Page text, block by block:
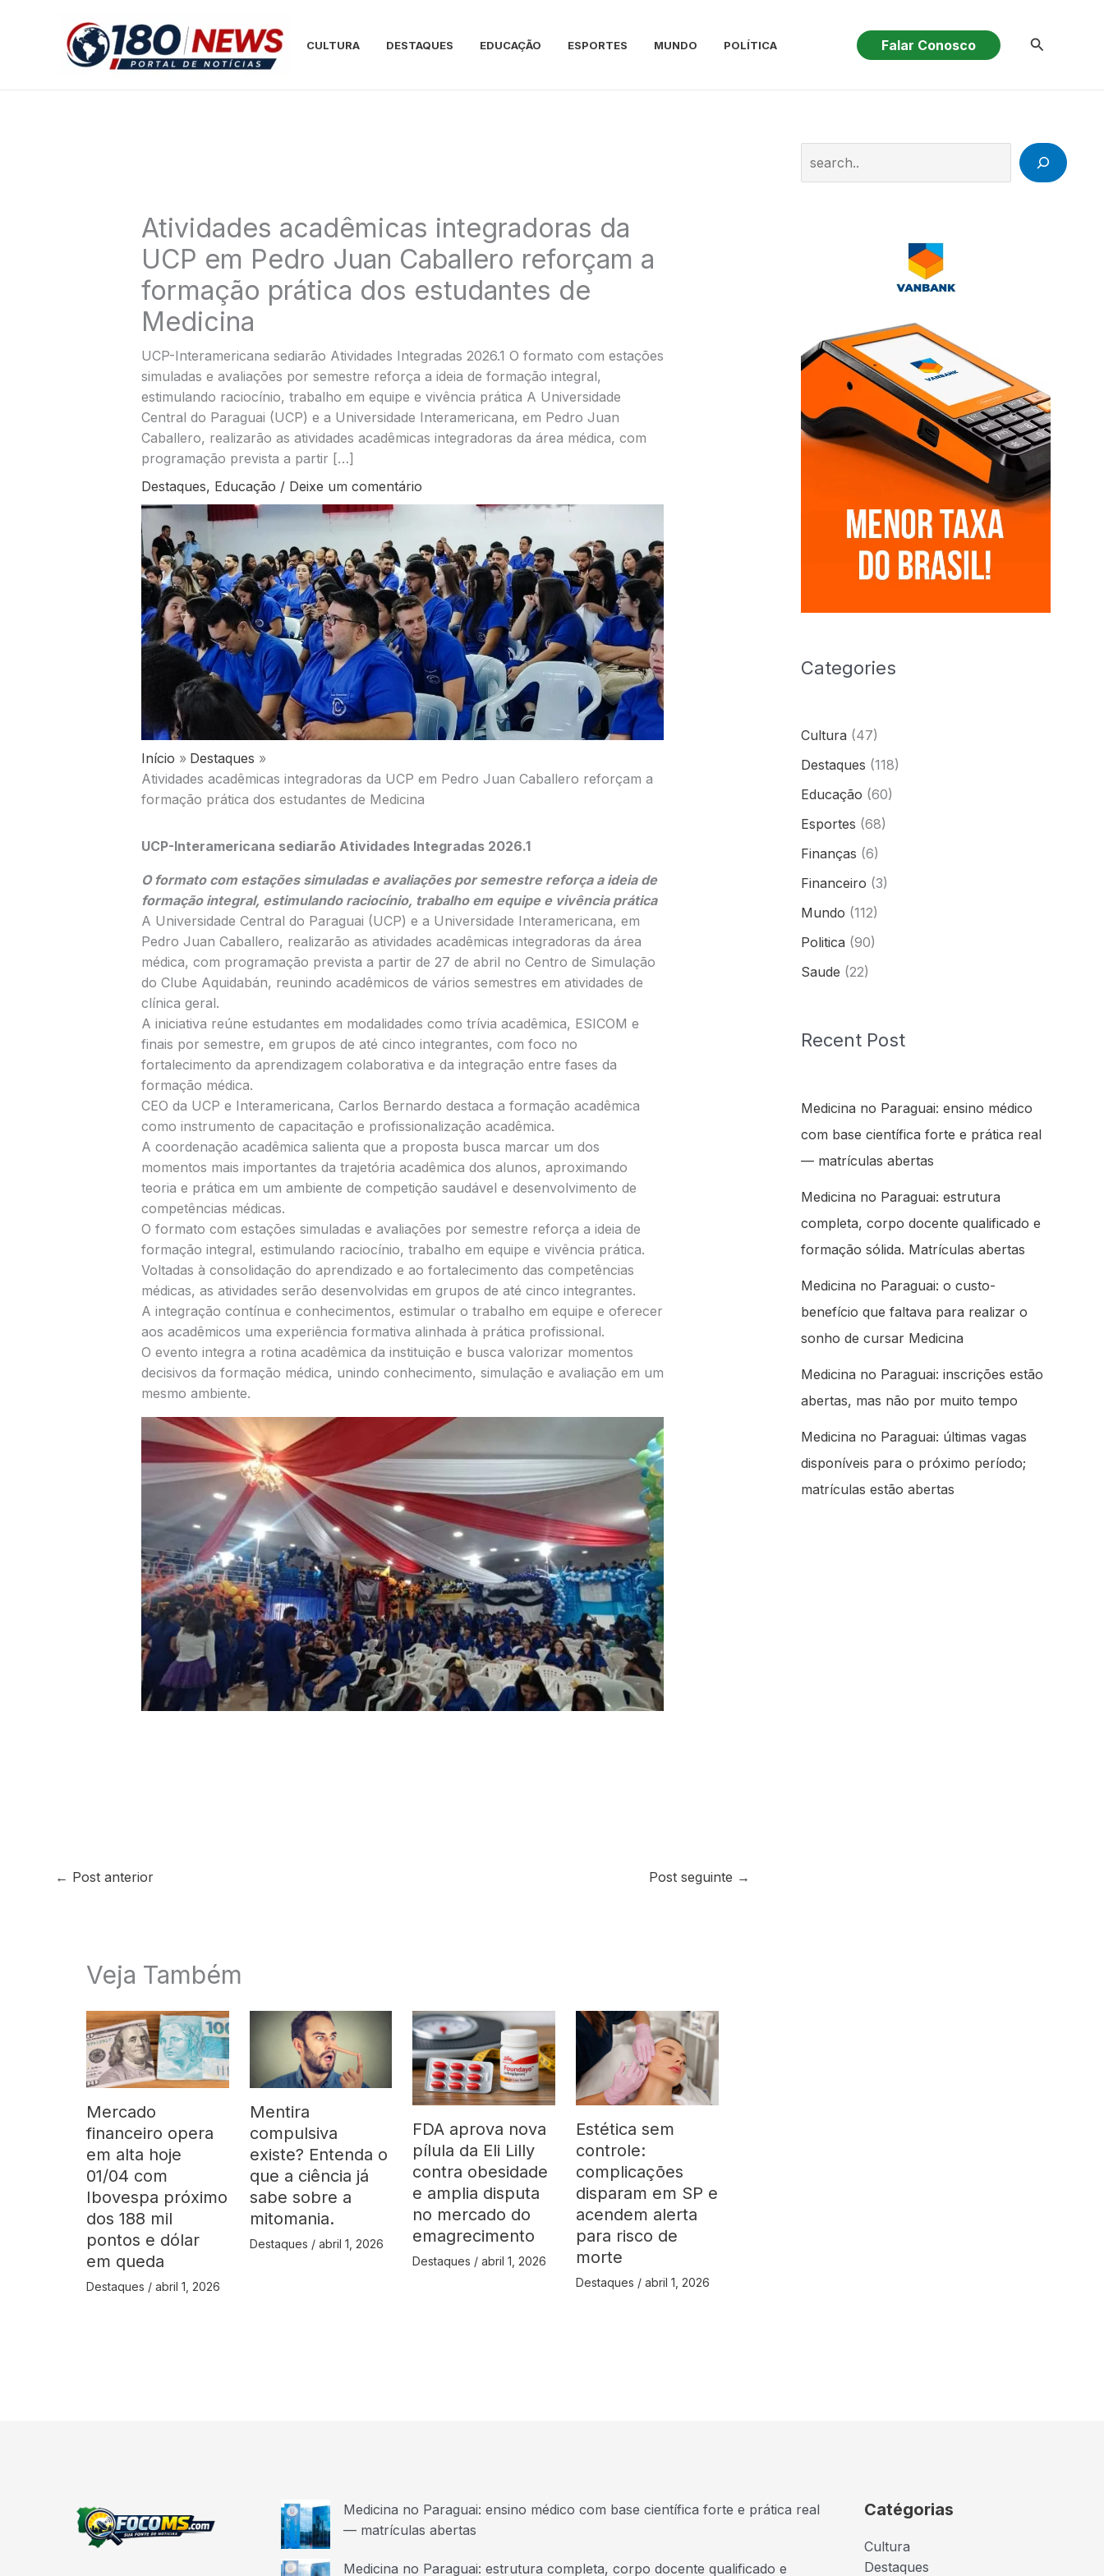
CULTURA DESTAQUES EDUCAÇÃO ESPORTES MUNDO POLÍTICA Falar Conosco Pesquisar
Atividades acadêmicas integradoras da
UCP em Pedro Juan Caballero reforçam a
formação prática dos estudantes de
Medicina
UCP-Interamericana sediarão Atividades Integradas 2026.1 O formato com estações
simuladas e avaliações por semestre reforça a ideia de formação integral,
estimulando raciocínio, trabalho em equipe e vivência prática A Universidade
Central do Paraguai (UCP) e a Universidade Interamericana, em Pedro Juan
Caballero, realizarão as atividades acadêmicas integradoras da área médica, com
programação prevista a partir […]
Destaques, Educação / Deixe um comentário
Início
Destaques
Atividades acadêmicas integradoras da UCP em Pedro Juan Caballero reforçam a
formação prática dos estudantes de Medicina
UCP-Interamericana sediarão Atividades Integradas 2026.1
O formato com estações simuladas e avaliações por semestre reforça a ideia de
formação integral, estimulando raciocínio, trabalho em equipe e vivência prática
A Universidade Central do Paraguai (UCP) e a Universidade Interamericana, em
Pedro Juan Caballero, realizarão as atividades acadêmicas integradoras da área
médica, com programação prevista a partir de 27 de abril no Centro de Simulação
do Clube Aquidabán, reunindo acadêmicos de vários semestres em atividades de
clínica geral.
A iniciativa reúne estudantes em modalidades como trívia acadêmica, ESICOM e
finais por semestre, em grupos de até cinco integrantes, com foco no
fortalecimento da aprendizagem colaborativa e da integração entre fases da
formação médica.
CEO da UCP e Interamericana, Carlos Bernardo destaca a formação acadêmica
como instrumento de capacitação e profissionalização acadêmica.
A coordenação acadêmica salienta que a proposta busca marcar um dos
momentos mais importantes da trajetória acadêmica dos alunos, aproximando
teoria e prática em um ambiente de competição saudável e desenvolvimento de
competências médicas.
O formato com estações simuladas e avaliações por semestre reforça a ideia de
formação integral, estimulando raciocínio, trabalho em equipe e vivência prática.
Voltadas à consolidação do aprendizado e ao fortalecimento das competências
médicas, as atividades serão desenvolvidas em grupos de até cinco integrantes.
A integração contínua e conhecimentos, estimular o trabalho em equipe e oferecer
aos acadêmicos uma experiência formativa alinhada à prática profissional.
O evento integra a rotina acadêmica da instituição e busca valorizar momentos
decisivos da formação médica, unindo conhecimento, simulação e avaliação em um
mesmo ambiente.
← Post anterior Post seguinte →
Veja Também
Mercado
financeiro opera
em alta hoje
01/04 com
Ibovespa próximo
dos 188 mil
pontos e dólar
em queda
Destaques / abril 1, 2026
Mentira
compulsiva
existe? Entenda o
que a ciência já
sabe sobre a
mitomania.
Destaques / abril 1, 2026
FDA aprova nova
pílula da Eli Lilly
contra obesidade
e amplia disputa
no mercado do
emagrecimento
Destaques /abril 1, 2026
Estética sem
controle:
complicações
disparam em SP e
acendem alerta
para risco de
morte
Destaques /abril 1, 2026
Categories
Cultura (47)
Destaques (118)
Educação (60)
Esportes (68)
Finanças (6)
Financeiro (3)
Mundo (112)
Politica (90)
Saude (22)
Recent Post
Medicina no Paraguai: ensino médico
com base científica forte e prática real
— matrículas abertas
Medicina no Paraguai: estrutura
completa, corpo docente qualificado e
formação sólida. Matrículas abertas
Medicina no Paraguai: o custo-
benefício que faltava para realizar o
sonho de cursar Medicina
Medicina no Paraguai: inscrições estão
abertas, mas não por muito tempo
Medicina no Paraguai: últimas vagas
disponíveis para o próximo período;
matrículas estão abertas
Medicina no Paraguai: ensino médico com base científica forte e prática real
— matrículas abertas
Medicina no Paraguai: estrutura completa, corpo docente qualificado e
Catégorias
Cultura
Destaques